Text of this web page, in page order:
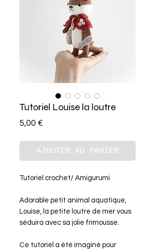
Tutoriel Louise la loutre
5,00 €
AJOUTER AU PANIER
Tutoriel crochet/ Amigurumi
Adorable petit animal aquatique,
Louise, la petite loutre de mer vous
séduira avec sa jolie frimousse.
Ce tutoriel a été imaginé pour